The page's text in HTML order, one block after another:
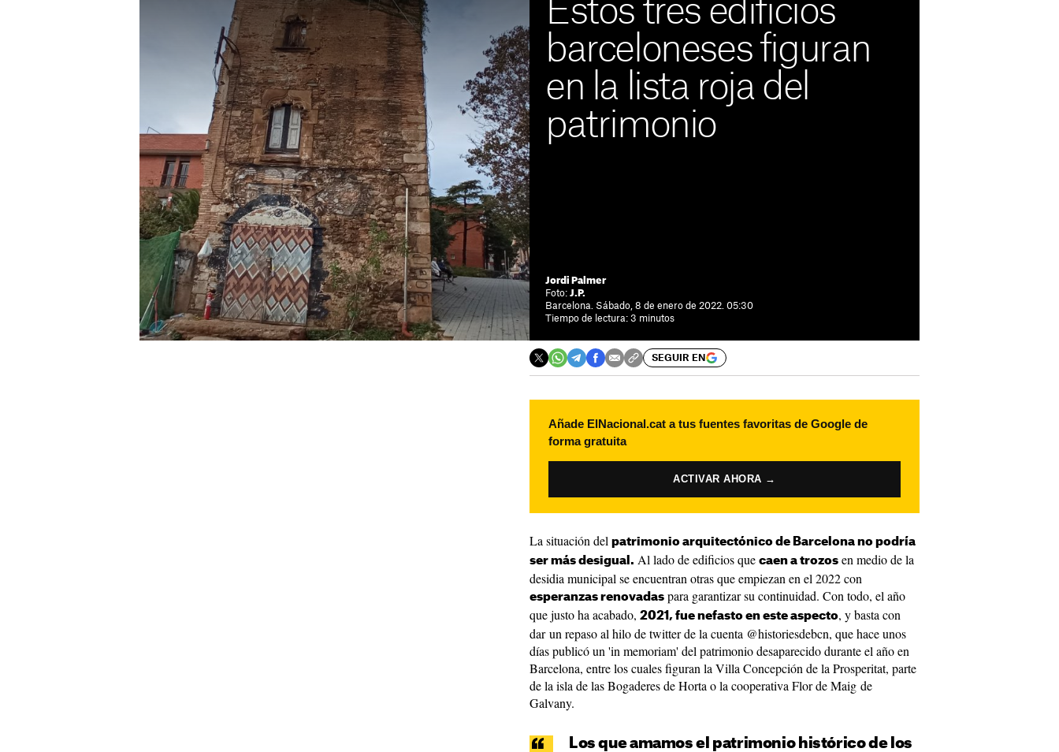
Estos tres edificios
barceloneses figuran
en la lista roja del
patrimonio
Jordi Palmer
Foto: J.P.
Barcelona. Sábado, 8 de enero de 2022. 05:30
Tiempo de lectura: 3 minutos
SEGUIR EN
Añade ElNacional.cat a tus fuentes favoritas de Google de
forma gratuita
ACTIVAR AHORA →
La situación del patrimonio arquitectónico de Barcelona no podría
ser más desigual. Al lado de edificios que caen a trozos en medio de la
desidia municipal se encuentran otras que empiezan en el 2022 con
esperanzas renovadas para garantizar su continuidad. Con todo, el año
que justo ha acabado, 2021, fue nefasto en este aspecto, y basta con
dar un repaso al hilo de twitter de la cuenta @historiesdebcn, que hace unos
días publicó un 'in memoriam' del patrimonio desaparecido durante el año en
Barcelona, entre los cuales figuran la Villa Concepción de la Prosperitat, parte
de la isla de las Bogaderes de Horta o la cooperativa Flor de Maig de
Galvany.
Los que amamos el patrimonio histórico de los